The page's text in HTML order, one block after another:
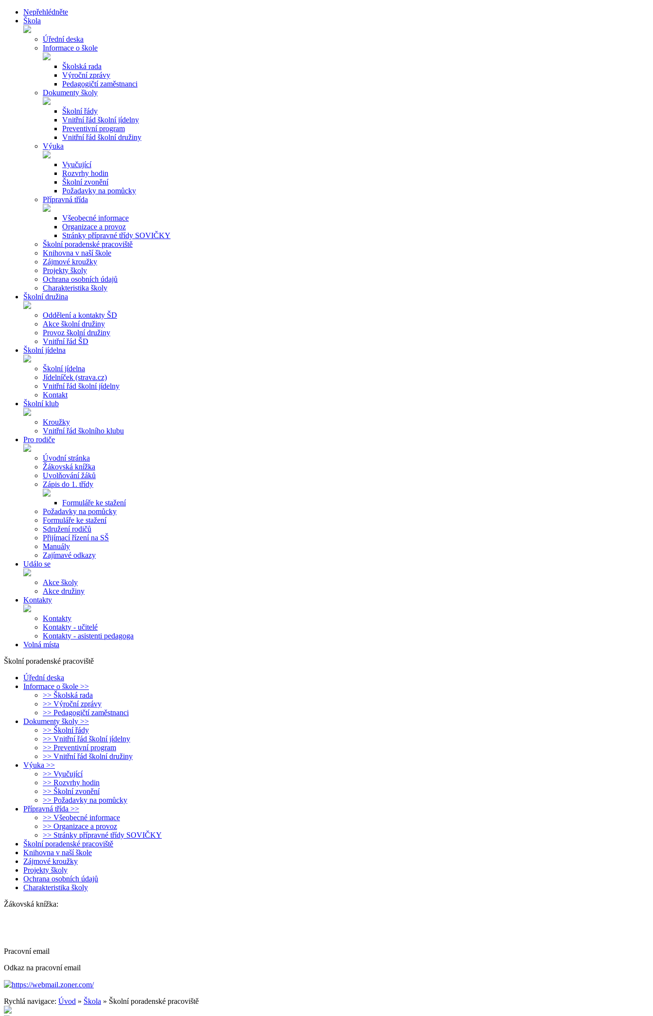
Nepřehlédněte
Škola
Úřední deska
Informace o škole
Školská rada
Výroční zprávy
Pedagogičtí zaměstnanci
Dokumenty školy
Školní řády
Vnitřní řád školní jídelny
Preventivní program
Vnitřní řád školní družiny
Výuka
Vyučující
Rozvrhy hodin
Školní zvonění
Požadavky na pomůcky
Přípravná třída
Všeobecné informace
Organizace a provoz
Stránky přípravné třídy SOVIČKY
Školní poradenské pracoviště
Knihovna v naší škole
Zájmové kroužky
Projekty školy
Ochrana osobních údajů
Charakteristika školy
Školní družina
Oddělení a kontakty ŠD
Akce školní družiny
Provoz školní družiny
Vnitřní řád ŠD
Školní jídelna
Školní jídelna
Jídelníček (strava.cz)
Vnitřní řád školní jídelny
Kontakt
Školní klub
Kroužky
Vnitřní řád školního klubu
Pro rodiče
Úvodní stránka
Žákovská knížka
Uvolňování žáků
Zápis do 1. třídy
Formuláře ke stažení
Požadavky na pomůcky
Formuláře ke stažení
Sdružení rodičů
Přijímací řízení na SŠ
Manuály
Zajímavé odkazy
Událo se
Akce školy
Akce družiny
Kontakty
Kontakty
Kontakty - učitelé
Kontakty - asistenti pedagoga
Volná místa
Školní poradenské pracoviště
Úřední deska
Informace o škole >>
>> Školská rada
>> Výroční zprávy
>> Pedagogičtí zaměstnanci
Dokumenty školy >>
>> Školní řády
>> Vnitřní řád školní jídelny
>> Preventivní program
>> Vnitřní řád školní družiny
Výuka >>
>> Vyučující
>> Rozvrhy hodin
>> Školní zvonění
>> Požadavky na pomůcky
Přípravná třída >>
>> Všeobecné informace
>> Organizace a provoz
>> Stránky přípravné třídy SOVIČKY
Školní poradenské pracoviště
Knihovna v naší škole
Zájmové kroužky
Projekty školy
Ochrana osobních údajů
Charakteristika školy
Žákovská knížka:
Pracovní email
Odkaz na pracovní email
https://webmail.zoner.com/
Rychlá navigace: Úvod » Škola » Školní poradenské pracoviště